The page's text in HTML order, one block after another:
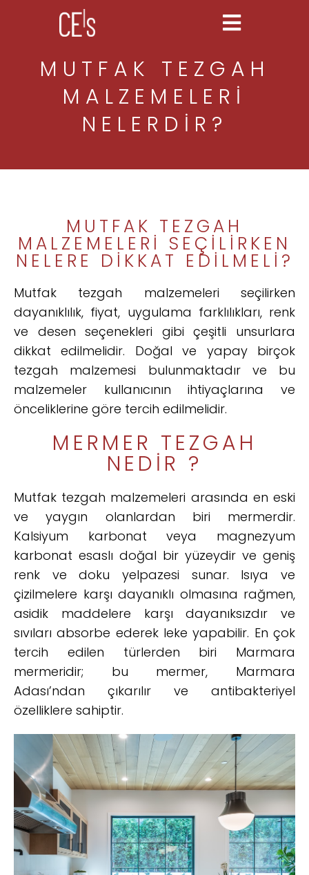
MUTFAK TEZGAH
MALZEMELERI
NELERDIR?
MUTFAK TEZGAH
MALZEMELERI SEÇILIRKEN
NELERE DIKKAT EDILMELI?
Mutfak tezgah malzemeleri seçilirken
dayanıklılık, fiyat, uygulama farklılıkları, renk
ve desen seçenekleri gibi çeşitli unsurlara
dikkat edilmelidir. Doğal ve yapay birçok
tezgah malzemesi bulunmaktadır ve bu
malzemeler kullanıcının ihtiyaçlarına ve
önceliklerine göre tercih edilmelidir.
MERMER TEZGAH
NEDIR ?
Mutfak tezgah malzemeleri arasında en eski
ve yaygın olanlardan biri mermerdir.
Kalsiyum karbonat veya magnezyum
karbonat esaslı doğal bir yüzeydir ve geniş
renk ve doku yelpazesi sunar. Isıya ve
çizilmelere karşı dayanıklı olmasına rağmen,
asidik maddelere karşı dayanıksızdır ve
sıvıları absorbe ederek leke yapabilir. En çok
tercih edilen türlerden biri Marmara
mermeridir; bu mermer, Marmara
Adası’ndan çıkarılır ve antibakteriyel
özelliklere sahiptir.